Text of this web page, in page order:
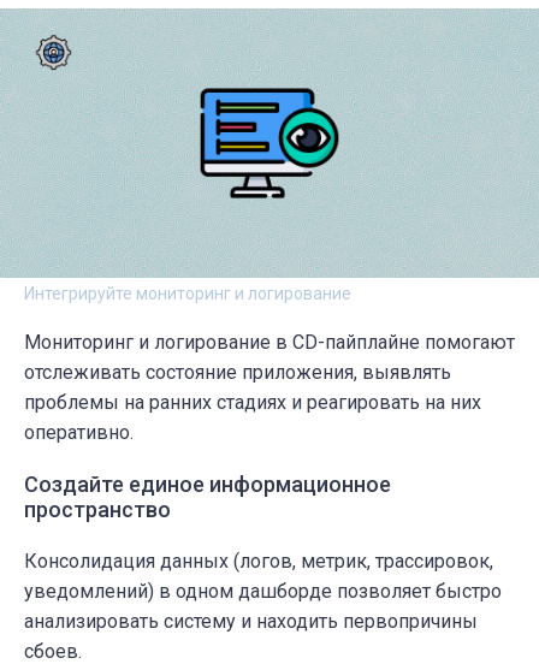
task:
jobs:
- name: Deploy to Production
commands:
- ./deploy.sh production
Интегрируйте мониторинг и логирование
Мониторинг и логирование в CD-пайплайне помогают
отслеживать состояние приложения, выявлять
проблемы на ранних стадиях и реагировать на них
оперативно.
Создайте единое информационное
пространство
Консолидация данных (логов, метрик, трассировок,
уведомлений) в одном дашборде позволяет быстро
анализировать систему и находить первопричины
сбоев.